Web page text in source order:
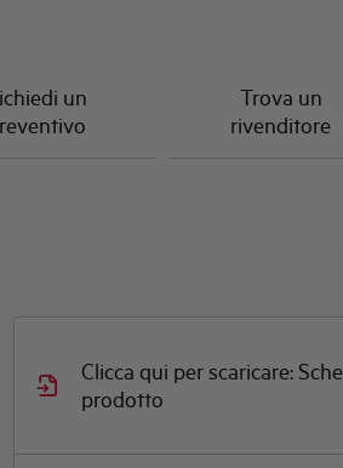
un
Trova un
rivenditore
Clicca qui per scaricare:
CE (Dichiarazione di